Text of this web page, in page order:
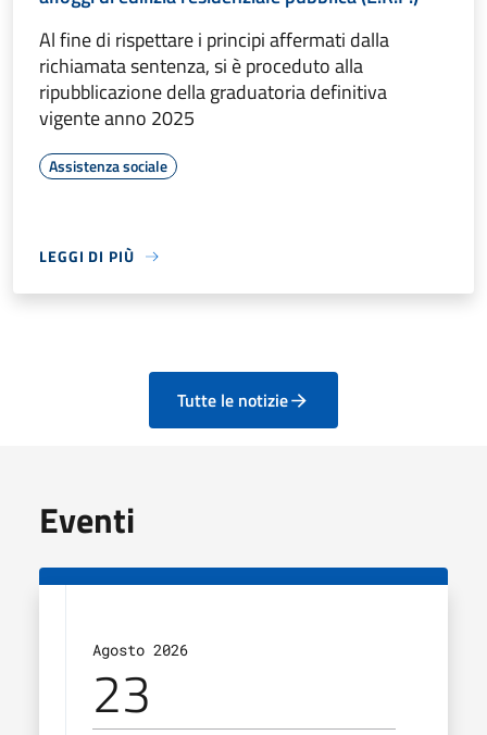
Al fine di rispettare i principi affermati dalla
richiamata sentenza, si è proceduto alla
ripubblicazione della graduatoria definitiva
vigente anno 2025
Assistenza sociale
LEGGI DI PIÙ
Tutte le notizie
Eventi
Agosto 2026
23